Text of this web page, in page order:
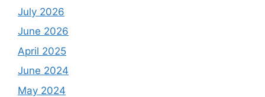
July 2026
June 2026
April 2025
June 2024
May 2024